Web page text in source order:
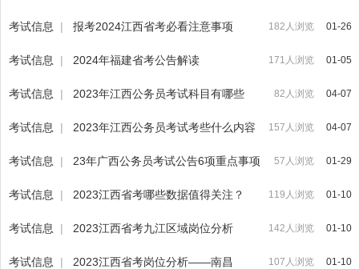
01-26
182人浏览
考试信息 | 报考2024江西省考必看注意事项
01-05
171人浏览
考试信息 | 2024年福建省考公告解读
04-07
82人浏览
考试信息 | 2023年江西公务员考试科目有哪些
04-07
157人浏览
考试信息 | 2023年江西公务员考试考些什么内容
01-29
57人浏览
考试信息 | 23年广西公务员考试公告6项重点事项
01-10
119人浏览
考试信息 | 2023江西省考哪些数据值得关注？
01-10
142人浏览
考试信息 | 2023江西省考九江区域岗位分析
01-10
107人浏览
考试信息 | 2023江西省考岗位分析——南昌